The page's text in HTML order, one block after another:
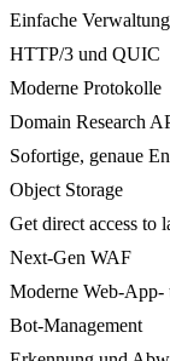
Einfache
HTTP/3 und QUIC
Moderne Protokolle
Domain Research
Sofortige, genaue
Object Storage
Get direct access to
Next-Gen WAF
Moderne Web-App-
Bot-Management